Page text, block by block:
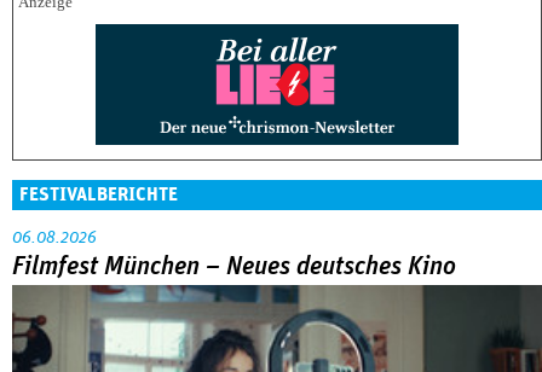
FESTIVALBERICHTE
06.08.2026
Filmfest München – Neues deutsches Kino